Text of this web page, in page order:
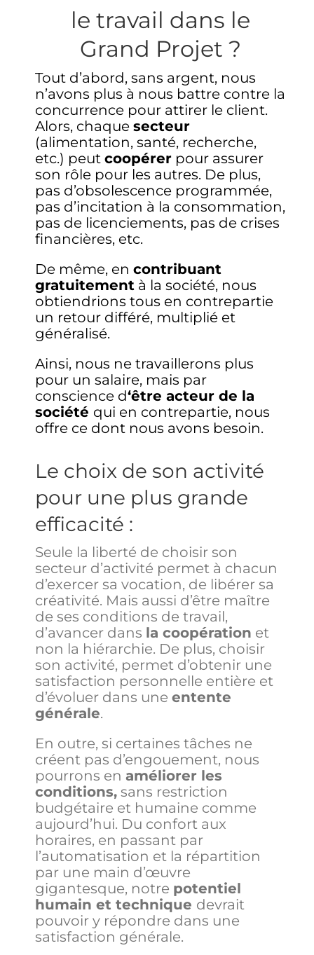
le travail dans le
Grand Projet ?
Tout d’abord, sans argent, nous
n’avons plus à nous battre contre la
concurrence pour attirer le client.
Alors, chaque secteur
(alimentation, santé, recherche,
etc.) peut coopérerpour assurer
son rôle pour les autres. De plus,
pas d’obsolescence programmée,
pas d’incitation à la consommation,
pas de licenciements, pas de crises
financières, etc.
De même, en contribuant
gratuitementà la société, nous
obtiendrions tous en contrepartie
un retour différé, multiplié et
généralisé.
Ainsi, nous ne travaillerons plus
pour un salaire, mais par
conscience d‘être acteur de la
société qui en contrepartie, nous
offre ce dont nous avons besoin.
Le choix de son activité
pour une plus grande
efficacité :
Seule la liberté de choisir son
secteur d’activité permet à chacun
d’exercer sa vocation, de libérer sa
créativité. Mais aussi d’être maître
de ses conditions de travail,
d’avancer dans la coopération et
non la hiérarchie. De plus, choisir
son activité, permet d’obtenir une
satisfaction personnelle entière et
d’évoluer dans une entente
générale.
En outre, si certaines tâches ne
créent pas d’engouement, nous
pourrons en améliorer les
conditions,sans restriction
budgétaire et humaine comme
aujourd’hui. Du confort aux
horaires, en passant par
l’automatisation et la répartition
par une main d’œuvre
gigantesque, notre potentiel
humain et technique devrait
pouvoir y répondre dans une
satisfaction générale.